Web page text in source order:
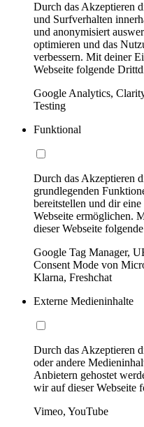
Durch das Akzeptieren
und Surfverhalten
und anonymisiert
optimieren und das
verbessern. Mit deiner
Webseite folgende
Google Analytics,
Testing
Funktional
Durch das Akzeptieren
grundlegenden
bereitstellen und dir
Webseite ermöglichen.
dieser Webseite
Google Tag Manager,
Consent Mode von
Klarna, Freshchat
Externe Medieninhalte
Durch das Akzeptieren
oder andere
Anbietern gehostet
wir auf dieser Webseite
Vimeo, YouTube